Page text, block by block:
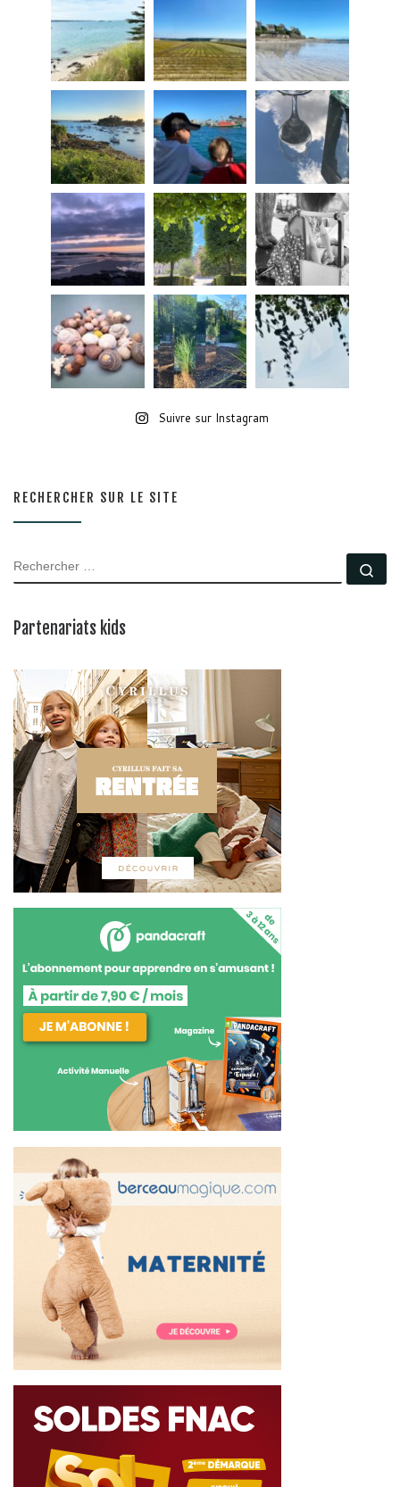
Suivre sur Instagram
RECHERCHER SUR LE SITE
RECHERCHER
Partenariats kids